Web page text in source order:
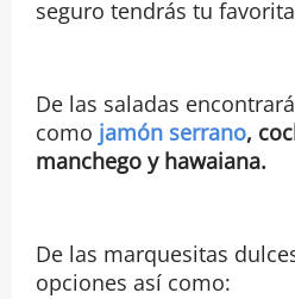
seguro tendrás tu
De las saladas
como jamón serrano,
manchego y hawaiana.
De las marquesitas
opciones así como: